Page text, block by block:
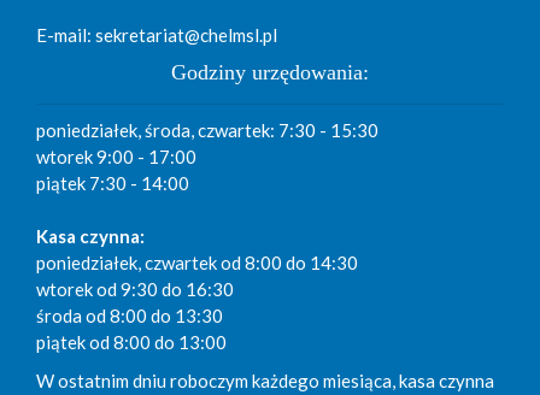
E-mail: sekretariat@chelmsl.pl
Godziny urzędowania:
poniedziałek, środa, czwartek: 7:30 - 15:30
wtorek 9:00 - 17:00
piątek 7:30 - 14:00
Kasa czynna:
poniedziałek, czwartek od 8:00 do 14:30
wtorek od 9:30 do 16:30
środa od 8:00 do 13:30
piątek od 8:00 do 13:00
W ostatnim dniu roboczym każdego miesiąca, kasa czynna